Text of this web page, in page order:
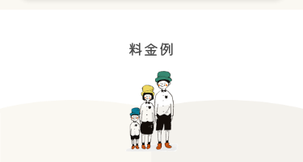
（営業時間 9:00~18:00 / 定休日 木曜日）
〒769-2322 香川県さぬき市寒川町石田西2063-1
料金例